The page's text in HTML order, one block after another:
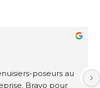
poseurs au
Bravo pour